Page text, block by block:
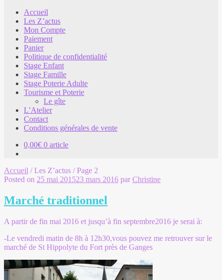
Accueil
Les Z’actus
Mon Compte
Paiement
Panier
Politique de confidentialité
Stage Enfant
Stage Famille
Stage Poterie Adulte
Tourisme et Poterie
Le gîte
L’Atelier
Contact
Conditions générales de vente
0,00€ 0 article
Accueil /Les Z’actus /Page 2
Posted on 25 mai 201523 mars 2016 parChristine
Marché traditionnel
A partir de fin mai 2016 et jusqu’à fin septembre2016 je serai à:
-Le vendredi matin de 8h à 12h30,vous pouvez me retrouver sur le
marché de St Hippolyte du Fort près de Ganges